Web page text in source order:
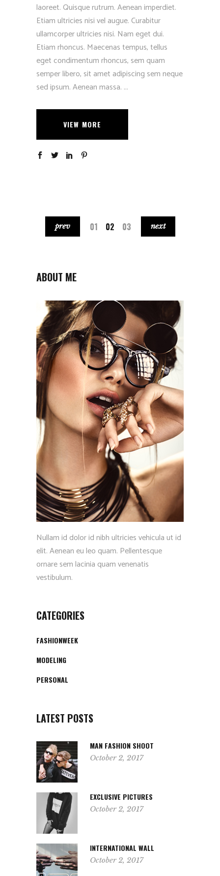
laoreet. Quisque rutrum. Aenean imperdiet.
Etiam ultricies nisi vel augue. Curabitur
ullamcorper ultricies nisi. Nam eget dui.
Etiam rhoncus. Maecenas tempus, tellus
eget condimentum rhoncus, sem quam
semper libero, sit amet adipiscing sem neque
sed ipsum. Aenean massa.
VIEW MORE
prev 01 02 03 next
ABOUT ME
Nullam id dolor id nibh ultricies vehicula ut id
elit. Aenean eu leo quam. Pellentesque
ornare sem lacinia quam venenatis
vestibulum.
CATEGORIES
FASHIONWEEK
MODELING
PERSONAL
LATEST POSTS
MAN FASHION SHOOT
October 2, 2017
EXCLUSIVE PICTURES
October 2, 2017
INTERNATIONAL WALL
October 2, 2017